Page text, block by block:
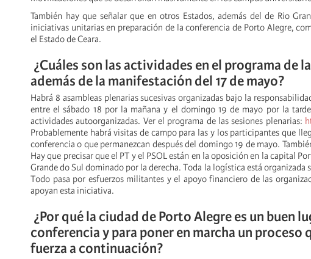
También hay que señalar que en otros Estados, además del de Rio
iniciativas unitarias en preparación de la conferencia de Porto Alegre,
el Estado de Ceara.
¿Cuáles son las actividades en el programa de
además de la manifestación del 17 de mayo?
Habrá 8 asambleas plenarias sucesivas organizadas bajo la
entre el sábado 18 por la mañana y el domingo 19 de mayo por la
actividades autoorganizadas. Ver el programa de las sesiones plenarias:
Probablemente habrá visitas de campo para las y los participantes que
conferencia o que permanezcan después del domingo 19 de mayo.
Hay que precisar que el PT y el PSOL están en la oposición en la capital
Grande do Sul dominado por la derecha. Toda la logística está
Todo pasa por esfuerzos militantes y el apoyo financiero de las
apoyan esta iniciativa.
¿Por qué la ciudad de Porto Alegre es un buen
conferencia y para poner en marcha un proceso
fuerza a continuación?